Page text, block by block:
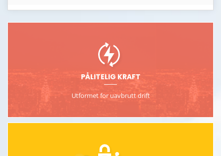
PÅLITELIG KRAFT
Utformet for uavbrutt drift